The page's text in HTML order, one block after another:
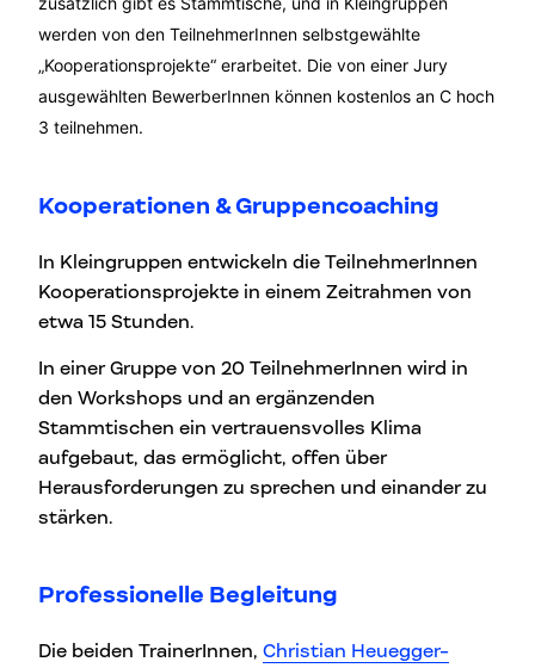
werden von den TeilnehmerInnen selbstgewählte
„Kooperationsprojekte“ erarbeitet. Die von einer Jury
ausgewählten BewerberInnen können kostenlos an C hoch
3 teilnehmen.
Kooperationen & Gruppencoaching
In Kleingruppen entwickeln die TeilnehmerInnen
Kooperationsprojekte in einem Zeitrahmen von
etwa 15 Stunden.
In einer Gruppe von 20 TeilnehmerInnen wird in
den Workshops und an ergänzenden
Stammtischen ein vertrauensvolles Klima
aufgebaut, das ermöglicht, offen über
Herausforderungen zu sprechen und einander zu
stärken.
Professionelle Begleitung
Die beiden TrainerInnen, Christian Heuegger-